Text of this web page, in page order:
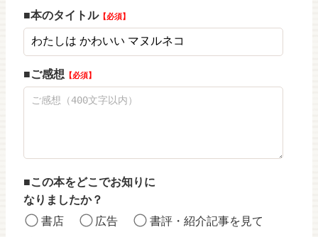
本のタイトル 必須
ご感想 必須
この本をどこでお知りに
なりましたか？
書店
広告
書評・紹介記事を見て